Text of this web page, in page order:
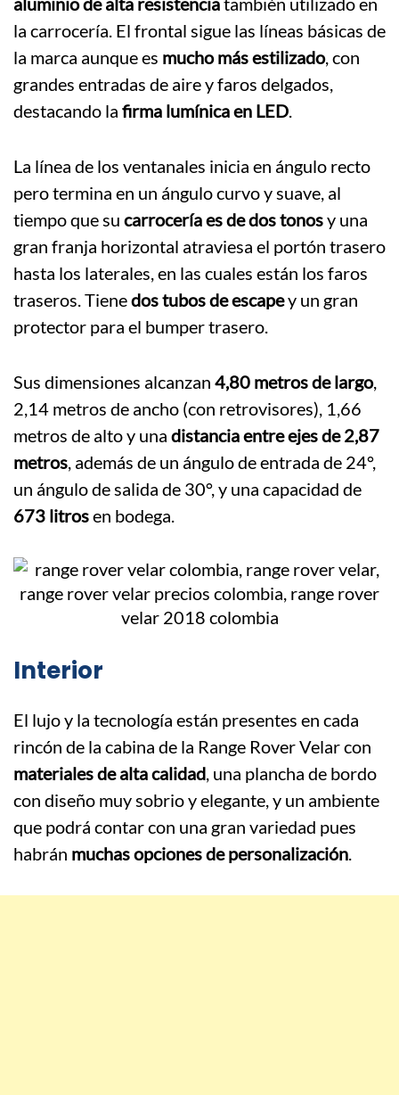
la carrocería. El frontal sigue las líneas básicas de
la marca aunque es mucho más estilizado, con
grandes entradas de aire y faros delgados,
destacando la firma lumínica en LED.
La línea de los ventanales inicia en ángulo recto
pero termina en un ángulo curvo y suave, al
tiempo que su carrocería es de dos tonosy una
gran franja horizontal atraviesa el portón trasero
hasta los laterales, en las cuales están los faros
traseros. Tienedos tubos de escapey un gran
protector para el bumper trasero.
Sus dimensiones alcanzan 4,80 metros de largo,
2,14 metros de ancho (con retrovisores), 1,66
metros de alto y una distancia entre ejes de 2,87
metros, además de un ángulo de entrada de 24°,
un ángulo de salida de 30°, y una capacidad de
673 litrosen bodega.
Interior
El lujo y la tecnología están presentes en cada
rincón de la cabina de la Range Rover Velar con
materiales de alta calidad, una plancha de bordo
con diseño muy sobrio y elegante, y un ambiente
que podrá contar con una gran variedad pues
habrán muchas opciones de personalización.